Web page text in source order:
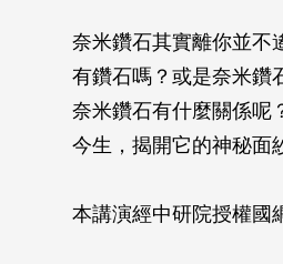
奈米鑽石其實離你並不
有鑽石嗎？或是奈米鑽
奈米鑽石有什麼關係呢
今生，揭開它的神秘面
本講演經中研院授權國